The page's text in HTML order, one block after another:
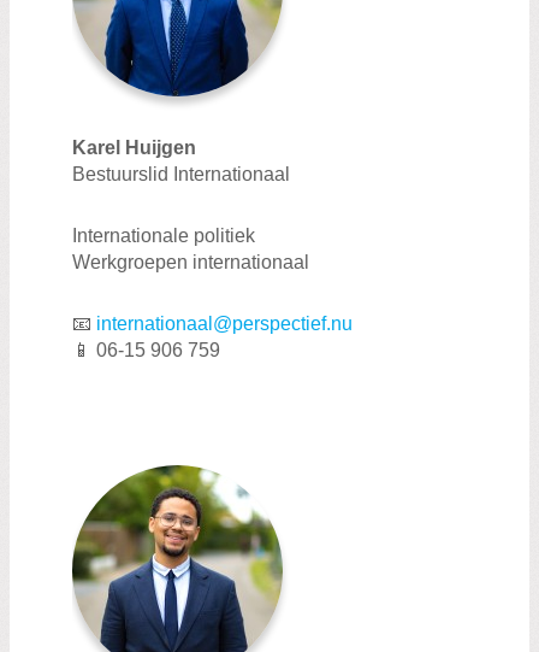
Karel Huijgen
Bestuurslid Internationaal
Internationale politiek
Werkgroepen internationaal
📧 internationaal@perspectief.nu
📱 06-15 906 759